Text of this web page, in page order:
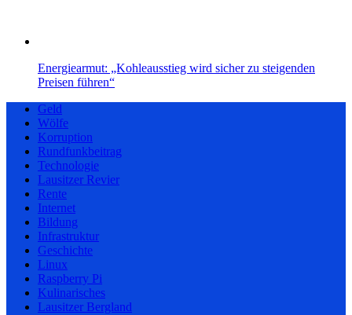
Energiearmut: „Kohleausstieg wird sicher zu steigenden
Preisen führen“
Geld
Wölfe
Korruption
Rundfunkbeitrag
Technologie
Lausitzer Revier
Rente
Internet
Bildung
Infrastruktur
Geschichte
Linux
Raspberry Pi
Kulinarisches
Lausitzer Bergland